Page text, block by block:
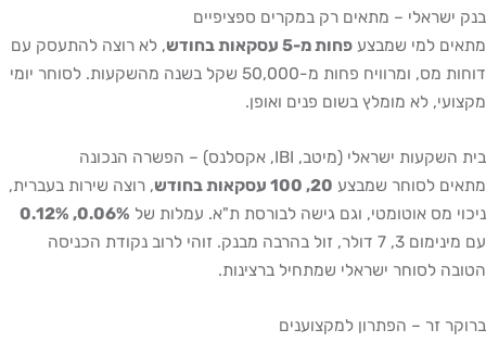
בנק ישראלי – מתאים רק במקרים ספציפיים
מתאים למי שמבצע פחות מ-5 עסקאות בחודש
, לא רוצה להתעסק עם
דוחות מס, ומרוויח פחות מ-50,000 שקל בשנה מהשקעות. לסוחר יומי
מקצועי, לא מומלץ בשום פנים ואופן.
בית השקעות ישראלי (מיטב, IBI, אקסלנס) – הפשרה הנכונה
מתאים לסוחר שמבצע 20, 100 עסקאות בחודש
, רוצה שירות בעברית,
ניכוי מס אוטומטי, וגם גישה לבורסת ת"א. עמלות של 0.06%, 0.12%
עם מינימום 3, 7 דולר, זול בהרבה מבנק. זוהי לרוב נקודת הכניסה
הטובה לסוחר ישראלי שמתחיל ברצינות.
ברוקר זר – הפתרון למקצוענים